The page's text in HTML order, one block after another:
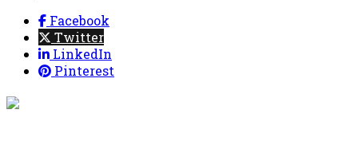
Facebook
Twitter
LinkedIn
Pinterest